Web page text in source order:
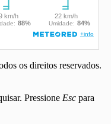
os direitos reservados.
Pressione Esc para